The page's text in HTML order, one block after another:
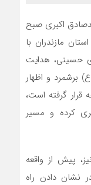
اکبری صبح
مازندران با
حسینی، هدایت
برشمرد و اظهار
گرفته است،
کرده و مسیر
پیش از واقعه
نشان دادن راه